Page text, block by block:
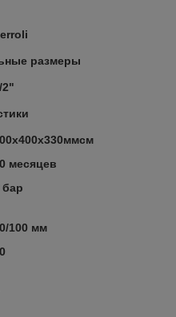
размеры
2"
месяцев
бар
100 мм